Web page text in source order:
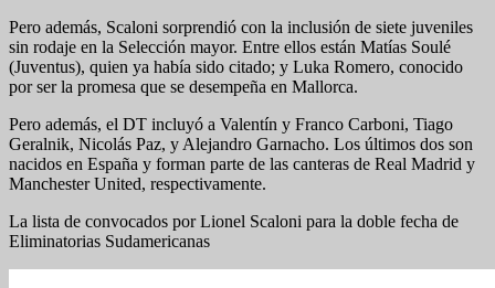
Pero además, Scaloni sorprendió con la inclusión de siete juveniles
sin rodaje en la Selección mayor. Entre ellos están Matías Soulé
(Juventus), quien ya había sido citado; y Luka Romero, conocido
por ser la promesa que se desempeña en Mallorca.
Pero además, el DT incluyó a Valentín y Franco Carboni, Tiago
Geralnik, Nicolás Paz, y Alejandro Garnacho. Los últimos dos son
nacidos en España y forman parte de las canteras de Real Madrid y
Manchester United, respectivamente.
La lista de convocados por Lionel Scaloni para la doble fecha de
Eliminatorias Sudamericanas